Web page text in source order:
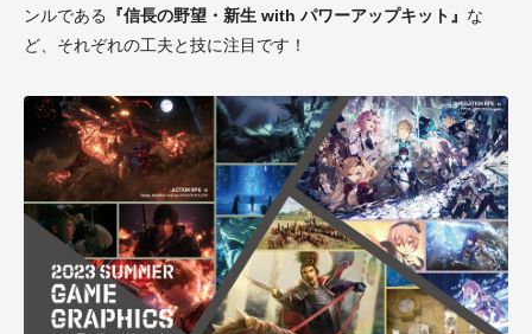
ンルである
『信長の野望・新生 with パワーアップキット』 な
ど、それぞれの工夫と技に注目です！